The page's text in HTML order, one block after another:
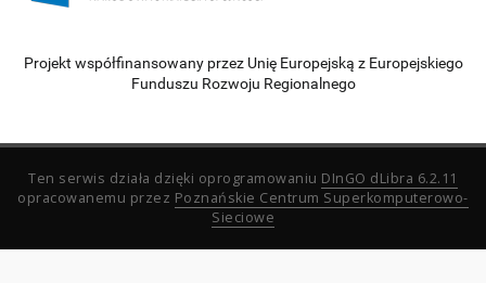
Projekt współfinansowany przez Unię Europejską z Europejskiego
Funduszu Rozwoju Regionalnego
Ten serwis działa dzięki oprogramowaniu DInGO dLibra 6.2.11
opracowanemu przez Poznańskie Centrum Superkomputerowo-
Sieciowe